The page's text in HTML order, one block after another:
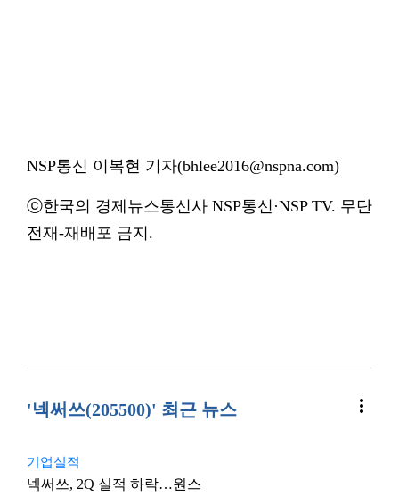
NSP통신 이복현 기자(bhlee2016@nspna.com)
ⓒ한국의 경제뉴스통신사 NSP통신·NSP TV. 무단
전재-재배포 금지.
'넥써쓰(205500)' 최근 뉴스 more_vert
기업실적
넥써쓰, 2Q 실적 하락…원스